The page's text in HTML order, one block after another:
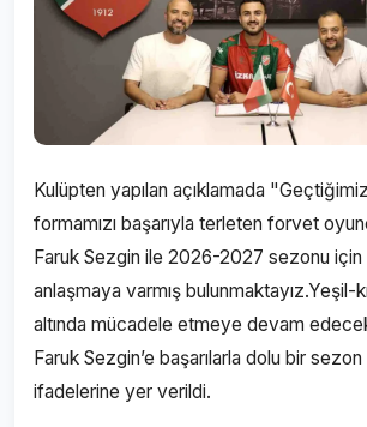
Kulüpten yapılan açıklamada
formamızı başarıyla terleten forvet
Faruk Sezgin ile 2026-2027 sezonu için
anlaşmaya varmış bulunmaktayız.Yeşil-
altında mücadele etmeye devam
Faruk Sezgin’e başarılarla dolu bir
ifadelerine yer verildi.